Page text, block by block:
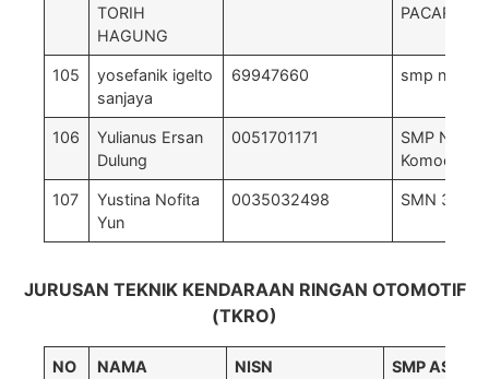
TORIH
HAGUNG
PACAR
105
yosefanik igelto
sanjaya
69947660 smp n 5
106
Yulianus Ersan
Dulung
0051701171
SMP Negeri
Komodo
107
Yustina Nofita
Yun
0035032498 SMN 3
JURUSAN TEKNIK KENDARAAN RINGAN OTOMOTIF
(TKRO)
NO
NAMA
NISN SMP ASAL